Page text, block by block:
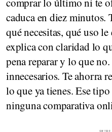
caduca en diez minutos.
qué necesitas, qué uso
explica con claridad lo
pena reparar y lo que
innecesarios. Te ahorra
lo que ya tienes. Ese
ninguna comparativa